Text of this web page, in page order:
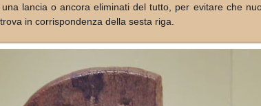
lancia o ancora eliminati del tutto, per evitare che
in corrispondenza della sesta riga.